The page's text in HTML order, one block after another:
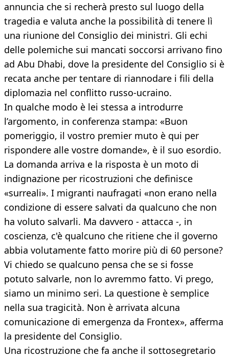
annuncia che si recherà presto sul luogo della
tragedia e valuta anche la possibilità di tenere lì
una riunione del Consiglio dei ministri. Gli echi
delle polemiche sui mancati soccorsi arrivano fino
ad Abu Dhabi, dove la presidente del Consiglio si è
recata anche per tentare di riannodare i fili della
diplomazia nel conflitto russo-ucraino.
In qualche modo è lei stessa a introdurre
l’argomento, in conferenza stampa: «Buon
pomeriggio, il vostro premier muto è qui per
rispondere alle vostre domande», è il suo esordio.
La domanda arriva e la risposta è un moto di
indignazione per ricostruzioni che definisce
«surreali». I migranti naufragati «non erano nella
condizione di essere salvati da qualcuno che non
ha voluto salvarli. Ma davvero - attacca -, in
coscienza, c'è qualcuno che ritiene che il governo
abbia volutamente fatto morire più di 60 persone?
Vi chiedo se qualcuno pensa che se si fosse
potuto salvarle, non lo avremmo fatto. Vi prego,
siamo un minimo seri. La questione è semplice
nella sua tragicità. Non è arrivata alcuna
comunicazione di emergenza da Frontex», afferma
la presidente del Consiglio.
Una ricostruzione che fa anche il sottosegretario